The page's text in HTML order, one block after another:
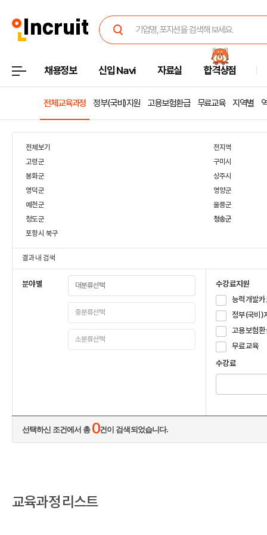
채용정보 신입 Navi 자료실 합격상점
전체교육과정 정부(국비)지원 고용보험환급 무료교육 지역별
전체보기
전지역
고령군
구미시
봉화군
상주시
영덕군
영양군
예천군
울릉군
청도군
청송군
포항시 북구
결과 내 검색
분야별
수강료지원
능력개발
정부(국비)
고용보험
무료교육
수강료
선택하신 조건에서 총 0건이 검색되었습니다.
교육과정 리스트